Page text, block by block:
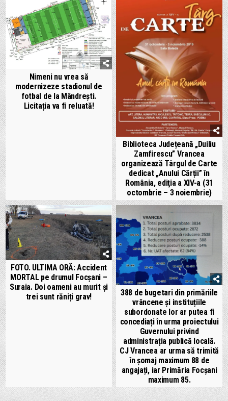
Nimeni nu vrea să
modernizeze stadionul de
fotbal de la Mândrești.
Licitația va fi reluată!
Biblioteca Județeană „Duiliu
Zamfirescu” Vrancea
organizează Târgul de Carte
dedicat „Anului Cărții” în
România, ediţia a XIV-a (31
octombrie – 3 noiembrie)
FOTO. ULTIMA ORĂ: Accident
MORTAL pe drumul Focșani –
Suraia. Doi oameni au murit și
trei sunt răniți grav!
388 de bugetari din primăriile
vrâncene și instituțiile
subordonate lor ar putea fi
concediați în urma proiectului
Guvernului privind
administrația publică locală.
CJ Vrancea ar urma să trimită
în șomaj maximum 88 de
angajați, iar Primăria Focșani
maximum 85.